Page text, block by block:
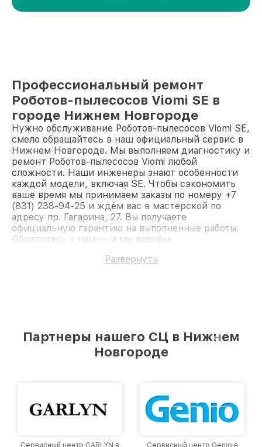
Профессиональный ремонт
Роботов-пылесосов Viomi SE в
городе Нижнем Новгороде
Нужно обслуживание Роботов-пылесосов Viomi SE,
смело обращайтесь в наш официальный сервис в
Нижнем Новгороде. Мы выполняем диагностику и
ремонт Роботов-пылесосов Viomi любой
сложности. Наши инженеры знают особенности
каждой модели, включая SE. Чтобы сэкономить
ваше время мы принимаем заказы по номеру +7
(831) 238-94-25 и ждём вас в мастерской по
адресу пр. Гагарина, 27. Вы получаете
официальную гарантию на выполненные работы.
Обратитесь к нам — и мы вернём
Развернуть
Партнеры нашего СЦ в Нижнем
Новгороде
Сервисный центр Genio в
Сервисный центр Dyson в